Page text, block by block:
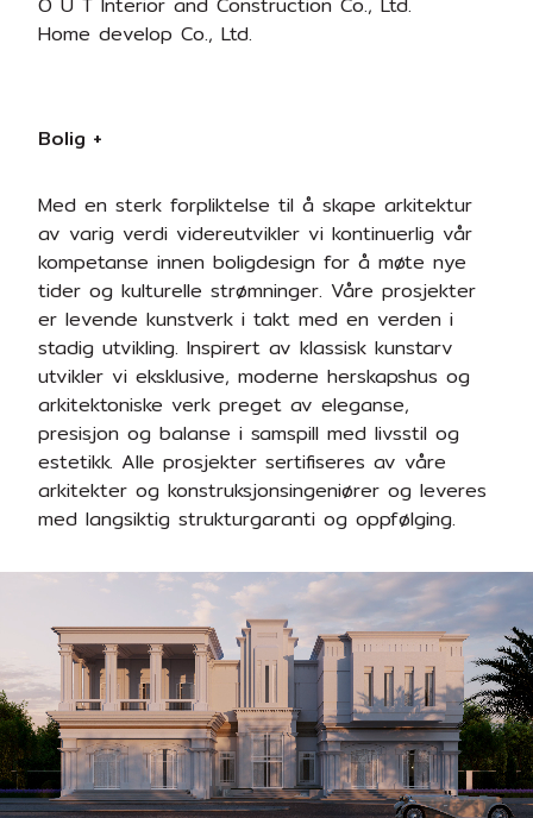
Home develop Co., Ltd.
Bolig +
Med en sterk forpliktelse til å skape arkitektur
av varig verdi videreutvikler vi kontinuerlig vår
kompetanse innen boligdesign for å møte nye
tider og kulturelle strømninger. Våre prosjekter
er levende kunstverk i takt med en verden i
stadig utvikling. Inspirert av klassisk kunstarv
utvikler vi eksklusive, moderne herskapshus og
arkitektoniske verk preget av eleganse,
presisjon og balanse i samspill med livsstil og
estetikk. Alle prosjekter sertifiseres av våre
arkitekter og konstruksjonsingeniører og leveres
med langsiktig strukturgaranti og oppfølging.